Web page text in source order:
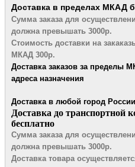
Доставка в пределах МКАД
Сумма заказа для
должна превышать 3000р.
Стоимость доставки на
МКАД 300р.
Доставка заказов за пределы
адреса назначения
Доставка в любой город
​Доставка до
бесплатно
Сумма заказа для
должна превышать 3000р.
Доставка товара